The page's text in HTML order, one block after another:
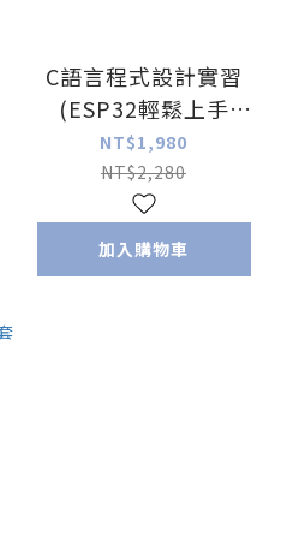
C語言程式設計實習
(ESP32輕鬆上手
18+1系列)
(PlayAPCS)
NT$1,980
NT$2,280
加入購物車